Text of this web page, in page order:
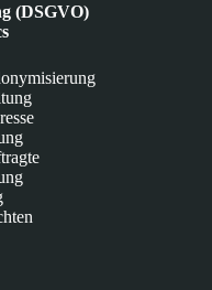
(DSGVO)